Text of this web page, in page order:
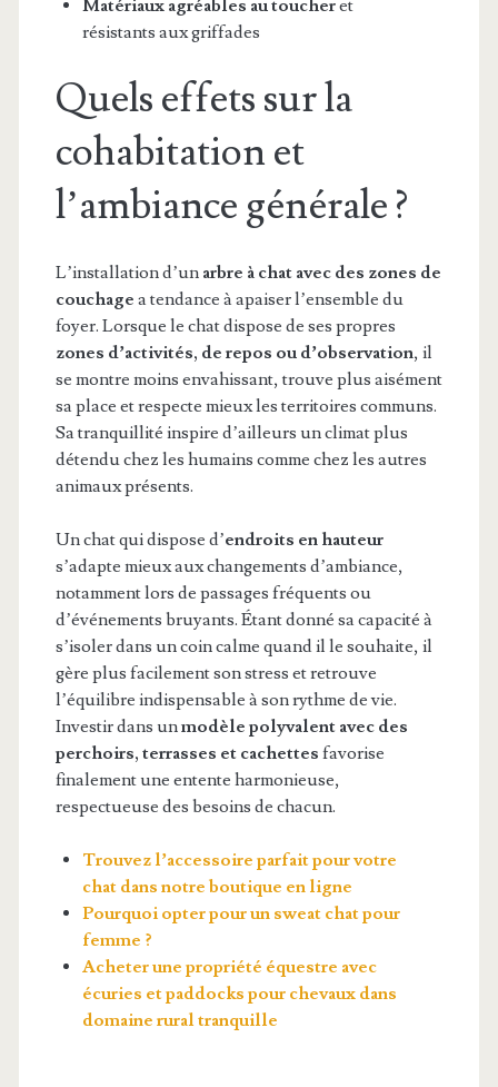
Matériaux agréables au toucheret
résistants aux griffades
Quels effets sur la
cohabitation et
l’ambiance générale ?
L’installation d’un arbre à chat avec des zones de
couchage a tendance à apaiser l’ensemble du
foyer. Lorsque le chat dispose de ses propres
zones d’activités, de repos ou d’observation, il
se montre moins envahissant, trouve plus aisément
sa place et respecte mieux les territoires communs.
Sa tranquillité inspire d’ailleurs un climat plus
détendu chez les humains comme chez les autres
animaux présents.
Un chat qui dispose d’endroits en hauteur
s’adapte mieux aux changements d’ambiance,
notamment lors de passages fréquents ou
d’événements bruyants. Étant donné sa capacité à
s’isoler dans un coin calme quand il le souhaite, il
gère plus facilement son stress et retrouve
l’équilibre indispensable à son rythme de vie.
Investir dans unmodèle polyvalent avec des
perchoirs, terrasses et cachettes favorise
finalement une entente harmonieuse,
respectueuse des besoins de chacun.
Trouvez l’accessoire parfait pour votre
chat dans notre boutique en ligne
Pourquoi opter pour un sweat chat pour
femme ?
Acheter une propriété équestre avec
écuries et paddocks pour chevaux dans
domaine rural tranquille